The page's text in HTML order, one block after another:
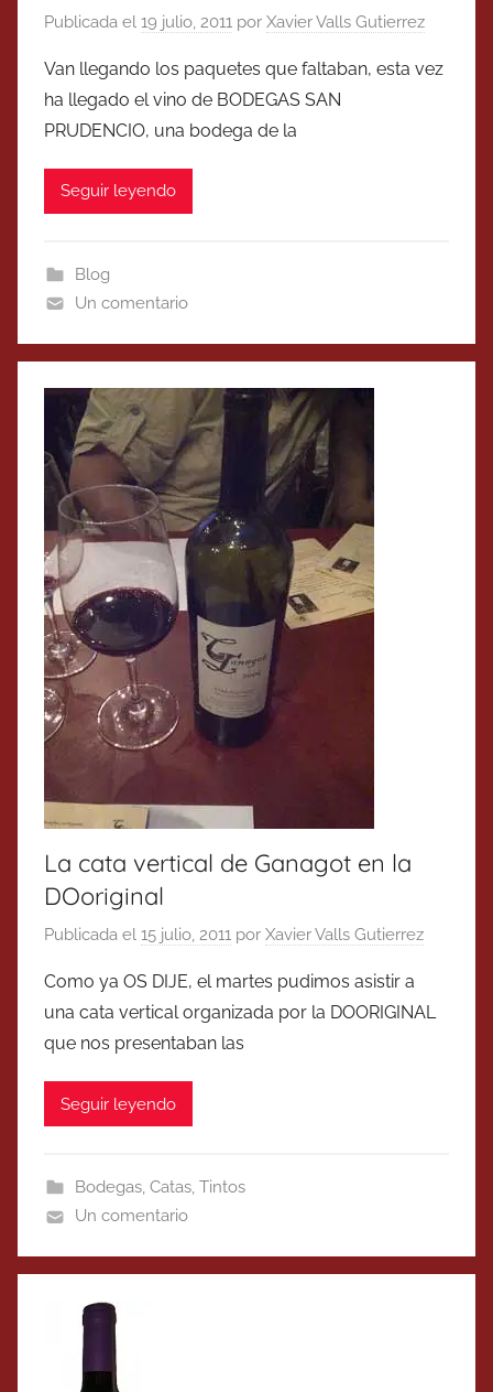
Publicada el 19 julio, 2011 por Xavier Valls Gutierrez
Van llegando los paquetes que faltaban, esta vez
ha llegado el vino de BODEGAS SAN
PRUDENCIO, una bodega de la
Seguir leyendo
Blog
Un comentario
La cata vertical de Ganagot en la
DOoriginal
Publicada el 15 julio, 2011 por Xavier Valls Gutierrez
Como ya OS DIJE, el martes pudimos asistir a
una cata vertical organizada por la DOORIGINAL
que nos presentaban las
Seguir leyendo
Bodegas, Catas, Tintos
Un comentario